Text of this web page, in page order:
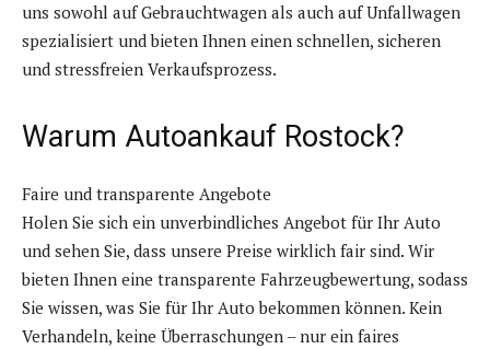
uns sowohl auf Gebrauchtwagen als auch auf Unfallwagen
spezialisiert und bieten Ihnen einen schnellen, sicheren
und stressfreien Verkaufsprozess.
Warum Autoankauf Rostock?
Faire und transparente Angebote
Holen Sie sich ein unverbindliches Angebot für Ihr Auto
und sehen Sie, dass unsere Preise wirklich fair sind. Wir
bieten Ihnen eine transparente Fahrzeugbewertung, sodass
Sie wissen, was Sie für Ihr Auto bekommen können. Kein
Verhandeln, keine Überraschungen – nur ein faires